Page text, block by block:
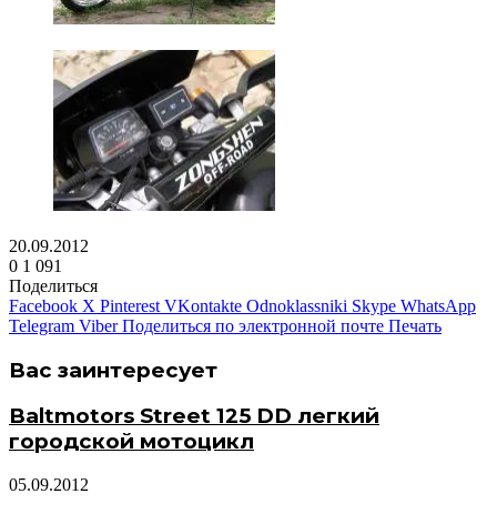
20.09.2012
0 1 091
Поделиться
Facebook X Pinterest VKontakte Odnoklassniki Skype WhatsApp
Telegram Viber Поделиться по электронной почте Печать
Вас заинтересует
Baltmotors Street 125 DD легкий
городской мотоцикл
05.09.2012